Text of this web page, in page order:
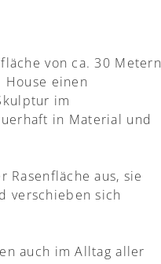
von ca. 30 Metern
einen
im
in Material und
aus, sie
verschieben sich
auch im Alltag aller